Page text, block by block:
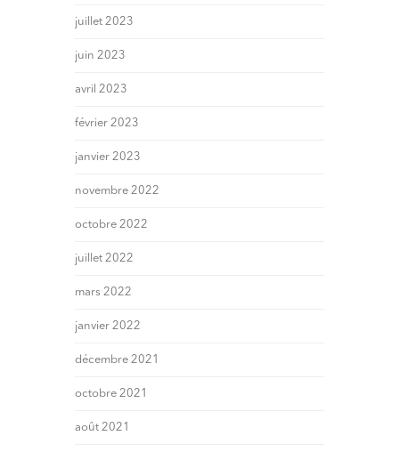
juillet 2023
juin 2023
avril 2023
février 2023
janvier 2023
novembre 2022
octobre 2022
juillet 2022
mars 2022
janvier 2022
décembre 2021
octobre 2021
août 2021